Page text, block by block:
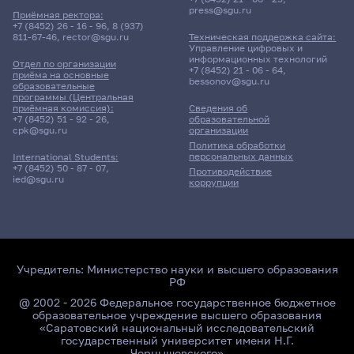
Поиск по ключевым словам
Главные
Приёмная ректора:
+7 (8452) 26 - 16 - 96, 8 (937)
811-67-46, rector@sgu.ru
Отдел по организации
приёма на основные
образовательные
программы (Центральная
приёмная комиссия):
+7 (8452) 51 - 92 - 26,
cpk@sgu.ru
International Students:
+7 (8452) 50 - 87 - 07,
ied@sgu.ru
Сведения об
образовательной
организации
Политика обработки
персональных данных
Противодействие
коррупции
press@sgu.ru
Техническая поддержка сайта:
Управление цифровых и
информационных технологий
+7 (8452) 21 - 06 - 64,
bessonov@sgu.ru
Учредитель: Министерство науки и высшего образования
РФ
@ 2002 - 2026 Федеральное государственное бюджетное
образовательное учреждение высшего образования
«Саратовский национальный исследовательский
государственный университет имени Н.Г.